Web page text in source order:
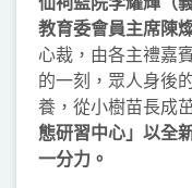
教育委會員主席陳
心裁，由各主禮嘉
的一刻，眾人身後
養，從小樹苗長成
態研習中心」以全
一分力。